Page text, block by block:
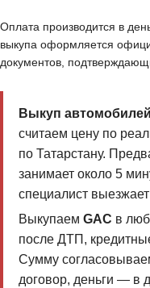
Оплата производится в
выкупа оформляется
документов,
Выкуп
считаем цену по
по Татарстану.
занимает около 5
специалист
Выкупаем GAC в
после ДТП,
Сумму
договор, деньги — в